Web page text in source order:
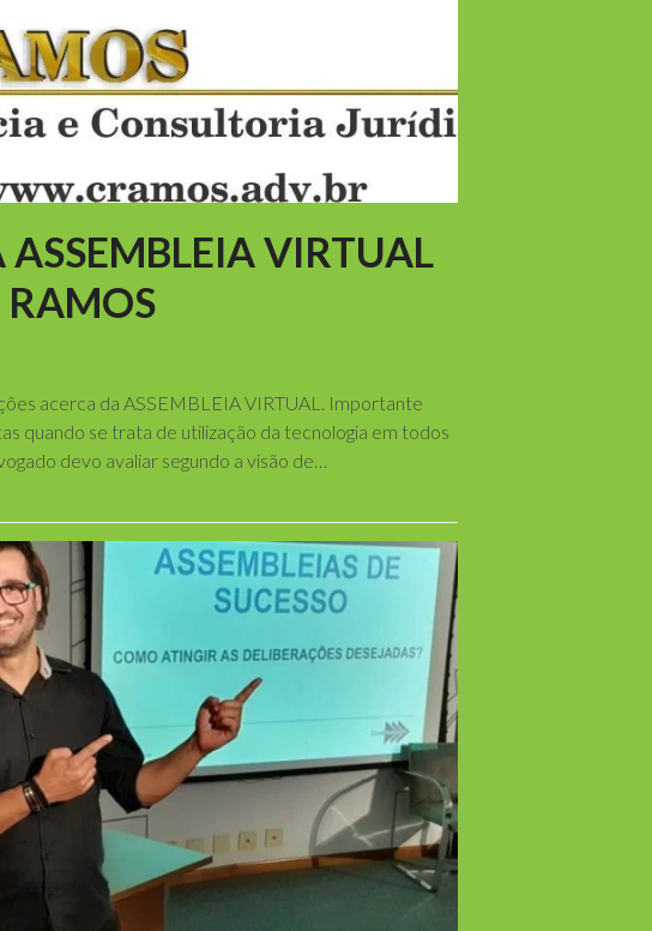
ASSEMBLEIA VIRTUAL
RAMOS
acerca da ASSEMBLEIA VIRTUAL. Importante
quando se trata de utilização da tecnologia em todos
devo avaliar segundo a visão de…